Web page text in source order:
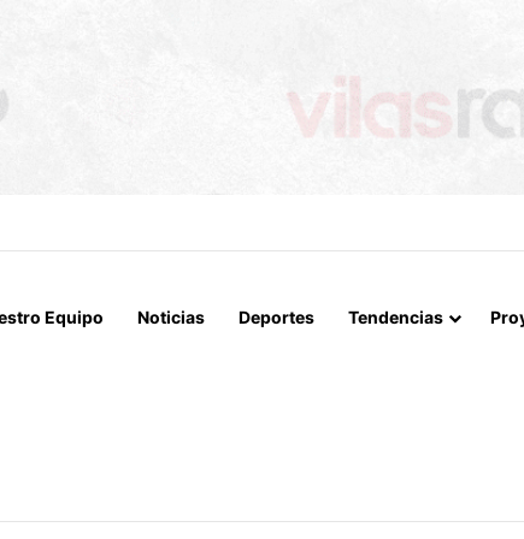
MUERTE, SINO LA VIDA”: LA EMOTIVA ROMERÍA AL CEMENTERIO
Equipo Noticias Deportes Tendencias